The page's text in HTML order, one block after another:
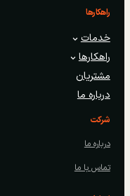
راهکارها
خدمات
راهکارها
مشتریان
درباره ما
شرکت
درباره ما
تماس با ما